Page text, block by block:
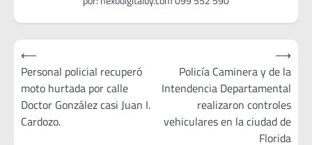
Navegación
de
entradas
⟵
Personal policial recuperó
moto hurtada por calle
Doctor González casi Juan I.
Cardozo.
Policía Caminera y de la
Intendencia Departamental
realizaron controles
vehiculares en la ciudad de
Florida
⟶